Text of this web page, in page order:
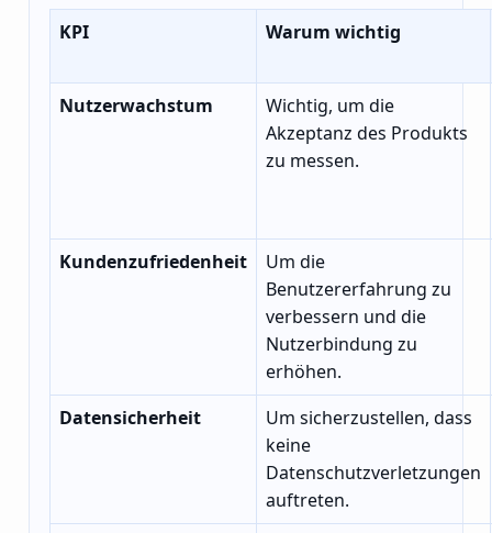
KPI Warum wichtig
Nutzerwachstum
Wichtig, um die
Akzeptanz des Produkts
zu messen.
Kundenzufriedenheit
Um die
Benutzererfahrung zu
verbessern und die
Nutzerbindung zu
erhöhen.
Datensicherheit
Um sicherzustellen, dass
keine
Datenschutzverletzungen
auftreten.